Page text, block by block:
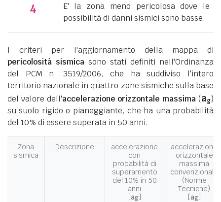
4
E' la zona meno pericolosa dove le
possibilità di danni sismici sono basse.
I criteri per l'aggiornamento della mappa di
pericolosità sismica sono stati definiti nell'Ordinanza
del PCM n. 3519/2006, che ha suddiviso l'intero
territorio nazionale in quattro zone sismiche sulla base
del valore dell'accelerazione orizzontale massima (ag)
su suolo rigido o pianeggiante, che ha una probabilità
del 10% di essere superata in 50 anni.
Zona
sismica
Descrizione
accelerazione
con
probabilità di
superamento
del 10% in 50
anni
[ag]
accelerazione
orizzontale
massima
convenzionale
(Norme
Tecniche)
[ag]